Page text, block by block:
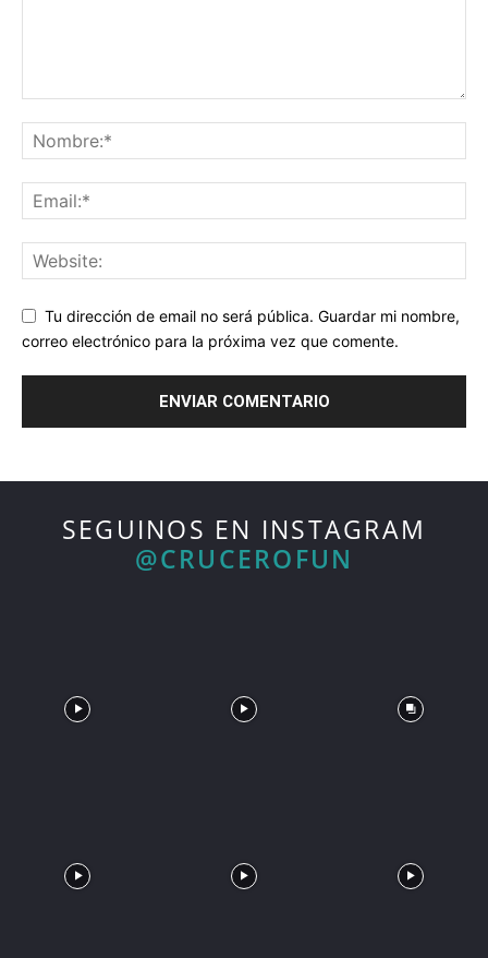
Tu dirección de email no será pública. Guardar mi nombre,
correo electrónico para la próxima vez que comente.
SEGUINOS EN INSTAGRAM
@CRUCEROFUN